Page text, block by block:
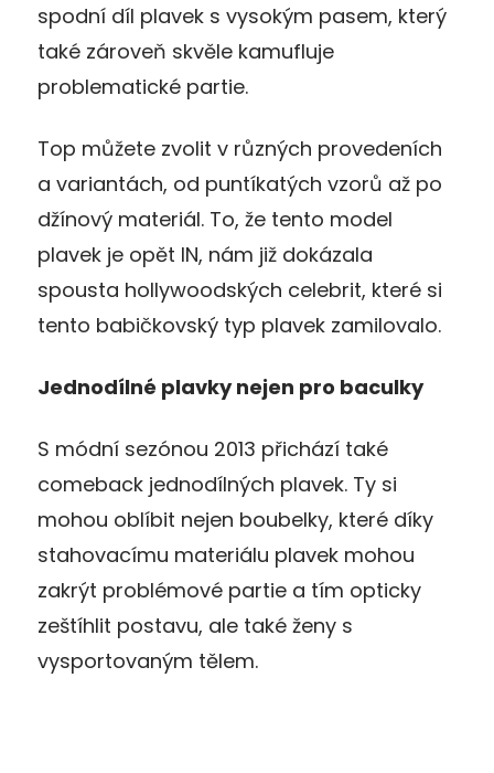
spodní díl plavek s vysokým pasem, který
také zároveň skvěle kamufluje
problematické partie.
Top můžete zvolit v různých provedeních
a variantách, od puntíkatých vzorů až po
džínový materiál. To, že tento model
plavek je opět IN, nám již dokázala
spousta hollywoodských celebrit, které si
tento babičkovský typ plavek zamilovalo.
Jednodílné plavky nejen pro baculky
S módní sezónou 2013 přichází také
comeback jednodílných plavek. Ty si
mohou oblíbit nejen boubelky, které díky
stahovacímu materiálu plavek mohou
zakrýt problémové partie a tím opticky
zeštíhlit postavu, ale také ženy s
vysportovaným tělem.